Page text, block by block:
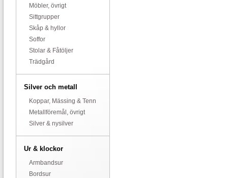
Möbler, övrigt
Sittgrupper
Skåp & hyllor
Soffor
Stolar & Fåtöljer
Trädgård
Silver och metall
Koppar, Mässing & Tenn
Metallföremål, övrigt
Silver & nysilver
Ur & klockor
Armbandsur
Bordsur